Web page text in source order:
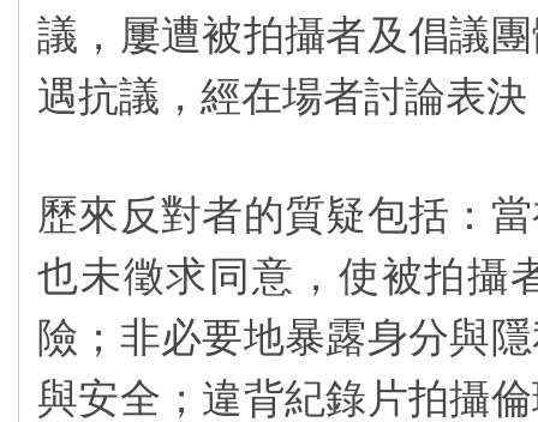
議，屢遭被拍攝者及倡議
遇抗議，經在場者討論表
歷來反對者的質疑包括：
也未徵求同意，使被拍攝
險；非必要地暴露身分與
與安全；違背紀錄片拍攝